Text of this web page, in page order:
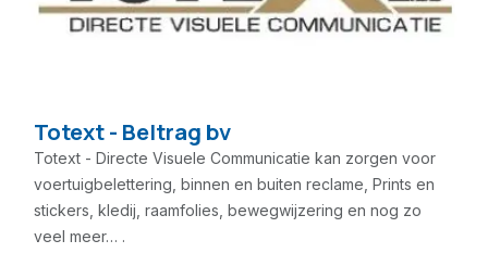
Totext - Beltrag bv
Totext - Directe Visuele Communicatie kan zorgen voor
voertuigbelettering, binnen en buiten reclame, Prints en
stickers, kledij, raamfolies, bewegwijzering en nog zo
veel meer… .